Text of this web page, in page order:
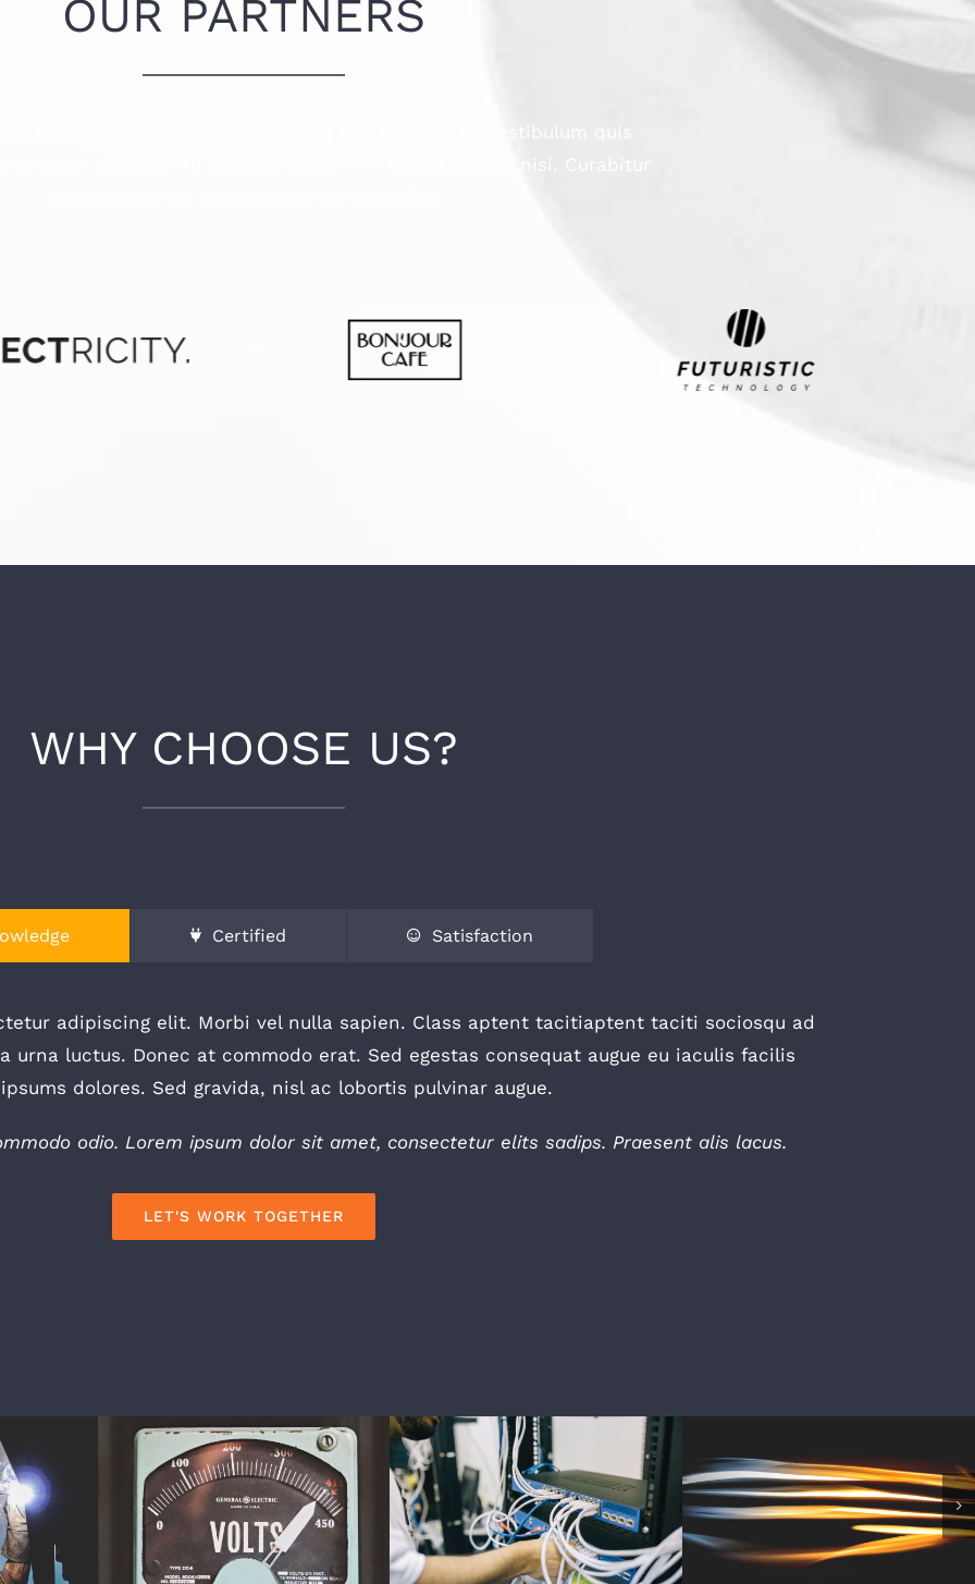
OUR PARTNERS
WHY CHOOSE US?
Certified Satisfaction
adipiscing elit. Morbi vel nulla sapien. Class aptent tacitiaptent taciti sociosqu ad
urna luctus. Donec at commodo erat. Sed egestas consequat augue eu iaculis facilis
dolores. Sed gravida, nisl ac lobortis pulvinar augue.
odio. Lorem ipsum dolor sit amet, consectetur elits sadips. Praesent alis lacus.
LET'S WORK TOGETHER